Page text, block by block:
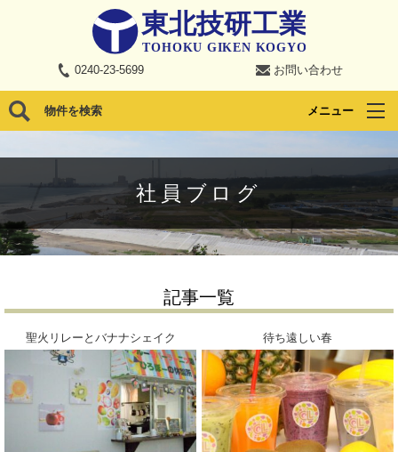
0240-23-5699 お問い合わせ
物件を検索 メニュー
社員ブログ
記事一覧
聖火リレーとバナナシェイク 待ち遠しい春